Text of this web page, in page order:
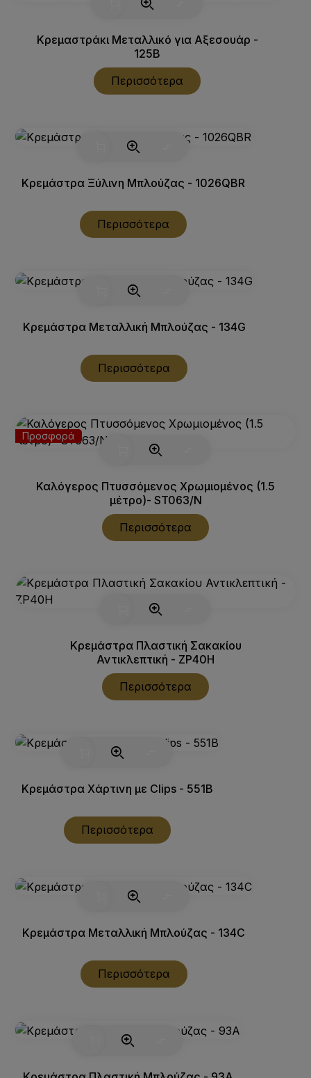
Κρεμαστράκι Μεταλλικό για Αξεσουάρ -
125B
Περισσότερα
Κρεμάστρα Ξύλινη Μπλούζας - 1026QBR
Περισσότερα
Κρεμάστρα Μεταλλική Μπλούζας - 134G
Περισσότερα
Προσφορά
Καλόγερος Πτυσσόμενος Χρωμιομένος (1.5
μέτρο)- ST063/N
Περισσότερα
Κρεμάστρα Πλαστική Σακακίου
Αντικλεπτική - ZP40Η
Περισσότερα
Κρεμάστρα Χάρτινη με Clips - 551B
Περισσότερα
Κρεμάστρα Μεταλλική Μπλούζας - 134C
Περισσότερα